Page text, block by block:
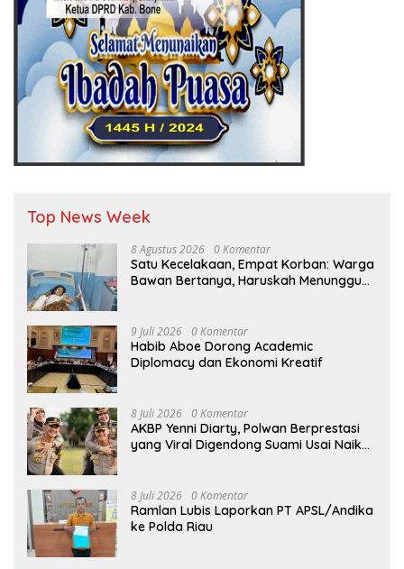
Top News Week
8 Agustus 2026 0 Komentar
Satu Kecelakaan, Empat Korban: Warga
Bawan Bertanya, Haruskah Menunggu
9 Juli 2026 0 Komentar
Habib Aboe Dorong Academic
Diplomacy dan Ekonomi Kreatif
8 Juli 2026 0 Komentar
AKBP Yenni Diarty, Polwan Berprestasi
yang Viral Digendong Suami Usai Naik
8 Juli 2026 0 Komentar
Ramlan Lubis Laporkan PT APSL/Andika
ke Polda Riau